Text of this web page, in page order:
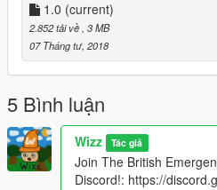
>>
GTAV/Mods/Update/Update.rpf/
rpf/x64/levels/gta5/vehicles.rpf/
1.0 (current)
2.852 tải về , 3 MB
07 Tháng tư, 2018
5 Bình luận
Wizz Tác giả
Join The British
Discord!: https://